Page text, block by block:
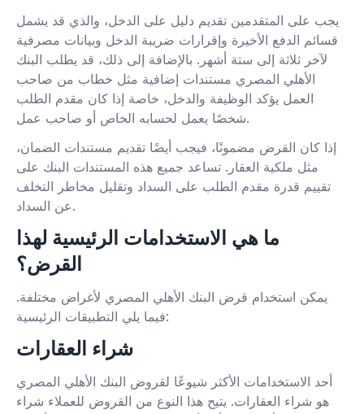
يجب على المتقدمين تقديم دليل على الدخل، والذي قد يشمل
قسائم الدفع الأخيرة وإقرارات ضريبة الدخل وبيانات مصرفية
لآخر ثلاثة إلى ستة أشهر. بالإضافة إلى ذلك، قد يطلب البنك
الأهلي المصري مستندات إضافية مثل خطاب من صاحب
العمل يؤكد الوظيفة والدخل، خاصة إذا كان مقدم الطلب
شخصًا يعمل لحسابه الخاص أو صاحب عمل.
إذا كان القرض مضمونًا، فيجب أيضًا تقديم مستندات الضمان،
مثل ملكية العقار. تساعد جميع هذه المستندات البنك على
تقييم قدرة مقدم الطلب على السداد وتقليل مخاطر التخلف
عن السداد.
ما هي الاستخدامات الرئيسية لهذا
القرض؟
يمكن استخدام قرض البنك الأهلي المصري لأغراض مختلفة.
فيما يلي التطبيقات الرئيسية:
شراء العقارات
أحد الاستخدامات الأكثر شيوعًا لقروض البنك الأهلي المصري
هو شراء العقارات. يتيح هذا النوع من القروض للعملاء شراء